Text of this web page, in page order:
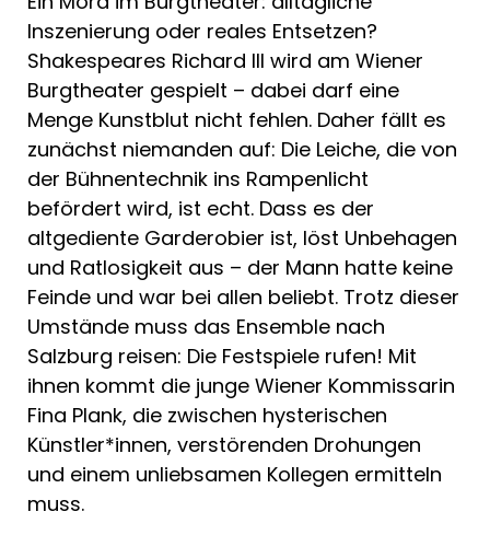
Inszenierung oder reales Entsetzen?
Shakespeares Richard III wird am Wiener
Burgtheater gespielt – dabei darf eine
Menge Kunstblut nicht fehlen. Daher fällt es
zunächst niemanden auf: Die Leiche, die von
der Bühnentechnik ins Rampenlicht
befördert wird, ist echt. Dass es der
altgediente Garderobier ist, löst Unbehagen
und Ratlosigkeit aus – der Mann hatte keine
Feinde und war bei allen beliebt. Trotz dieser
Umstände muss das Ensemble nach
Salzburg reisen: Die Festspiele rufen! Mit
ihnen kommt die junge Wiener Kommissarin
Fina Plank, die zwischen hysterischen
Künstler*innen, verstörenden Drohungen
und einem unliebsamen Kollegen ermitteln
muss.